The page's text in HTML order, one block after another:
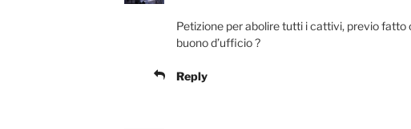
Petizione per abolire tutti i cattivi, previo fatto
buono d’ufficio ?
Reply